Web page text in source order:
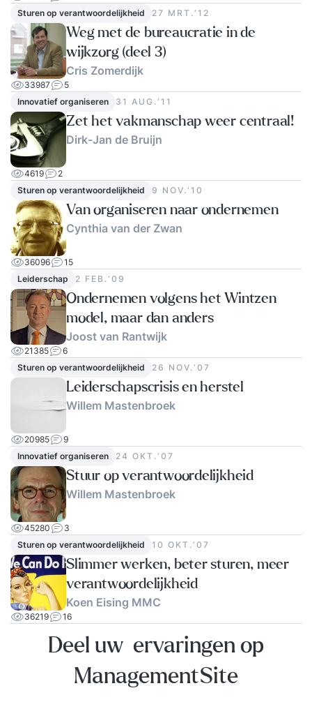
Sturen op verantwoordelijkheid
27 MRT.‘12
Weg met de bureaucratie in de
wijkzorg (deel 3)
Cris Zomerdijk
33987
5
Innovatief organiseren
31 AUG.‘11
Zet het vakmanschap weer centraal!
Dirk-Jan de Bruijn
4619
2
Sturen op verantwoordelijkheid
9 NOV.‘10
Van organiseren naar ondernemen
Cynthia van der Zwan
36096
15
Leiderschap
2 FEB.‘09
Ondernemen volgens het Wintzen
model, maar dan anders
Joost van Rantwijk
21385
6
Sturen op verantwoordelijkheid
26 NOV.‘07
Leiderschapscrisis en herstel
Willem Mastenbroek
20985
9
Innovatief organiseren
24 OKT.‘07
Stuur op verantwoordelijkheid
Willem Mastenbroek
45280
3
Sturen op verantwoordelijkheid
10 OKT.‘07
Slimmer werken, beter sturen, meer
verantwoordelijkheid
Koen Eising MMC
36219 16
Deel uw ervaringen op
ManagementSite